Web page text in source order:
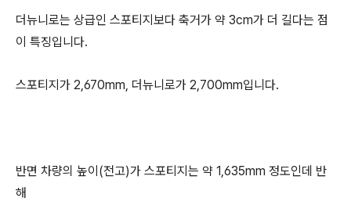
더뉴니로는 상급인 스포티지보다 축거가 약 3cm가 더 길다는 점
이 특징입니다.
스포티지가 2,670mm, 더뉴니로가 2,700mm입니다.
반면 차량의 높이(전고)가 스포티지는 약 1,635mm 정도인데 반
해